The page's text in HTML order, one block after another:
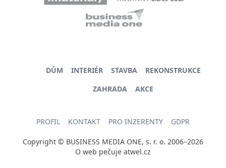
DŮM INTERIÉR STAVBA
REKONSTRUKCE
ZAHRADA
AKCE
PROFIL KONTAKT PRO INZERENTY GDPR
Copyright © BUSINESS MEDIA ONE, s. r. o. 2006–2026